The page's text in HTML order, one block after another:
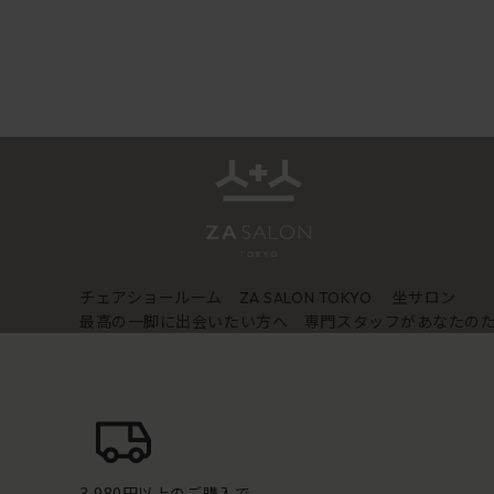
チェアショールーム ZA SALON TOKYO
坐サロン
最高の一脚に出会いたい方へ 専門スタッフがあなたの